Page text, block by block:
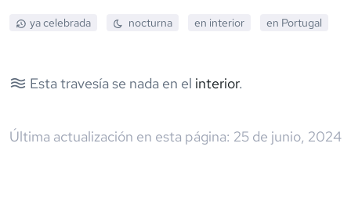
ya celebrada nocturna en interior en Portugal
Esta travesía se nada en el interior.
Última actualización en esta página: 25 de junio, 2024